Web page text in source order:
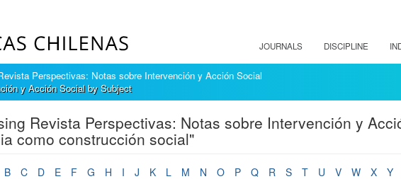
JOURNALS DISCIPLINE
Perspectivas: Notas sobre Intervención y Acción Social
y Acción Social by Subject
Revista Perspectivas: Notas sobre Intervención y
como construcción social"
B C D E F G H I J K L M N O P Q R S T U V W X Y